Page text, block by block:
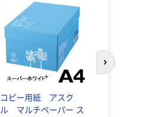
コピー用紙 アスク
ル マルチペーパー ス
次のスライド